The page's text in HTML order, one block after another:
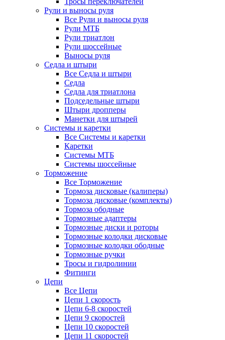
Рули и выносы руля
Все Рули и выносы руля
Рули МТБ
Рули триатлон
Рули шоссейные
Выносы руля
Седла и штыри
Все Седла и штыри
Седла
Седла для триатлона
Подседельные штыри
Штыри дропперы
Манетки для штырей
Системы и каретки
Все Системы и каретки
Каретки
Системы МТБ
Системы шоссейные
Торможение
Все Торможение
Тормоза дисковые (калиперы)
Тормоза дисковые (комплекты)
Тормоза ободные
Тормозные адаптеры
Тормозные диски и роторы
Тормозные колодки дисковые
Тормозные колодки ободные
Тормозные ручки
Тросы и гидролинии
Фитинги
Цепи
Все Цепи
Цепи 1 скорость
Цепи 6-8 скоростей
Цепи 9 скоростей
Цепи 10 скоростей
Цепи 11 скоростей